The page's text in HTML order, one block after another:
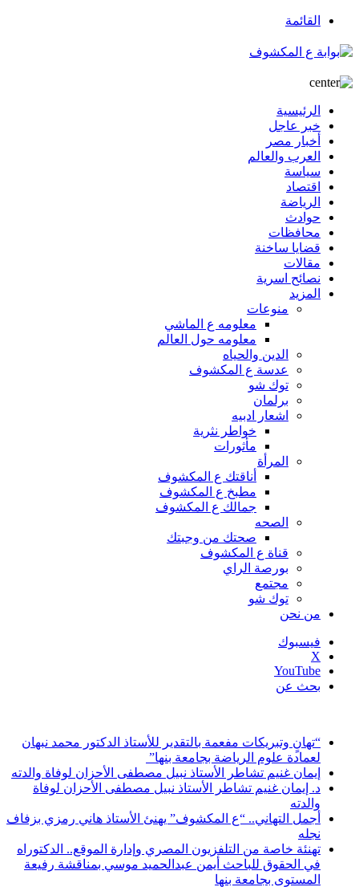
القائمة
الرئيسية
خبر عاجل
أخبار مصر
العرب والعالم
سياسة
اقتصاد
الرياضة
حوادث
محافظات
قضايا ساخنة
مقالات
نصائح اسرية
المزيد
منوعات
معلومه ع الماشي
معلومه حول العالم
الدين والحياه
عدسة ع المكشوف
توك شو
برلمان
اشعار ادبيه
خواطر نثرية
مأثورات
المرأة
أناقتك ع المكشوف
مطبخ ع المكشوف
جمالك ع المكشوف
الصحه
صحتك من وجبتك
قناة ع المكشوف
بورصة الراي
مجتمع
توك شو
من نحن
فيسبوك
‫X
‫YouTube
بحث عن
“تهانٍ وتبريكات مفعمة بالتقدير للأستاذ الدكتور محمد نبهان
لعمادة علوم الرياضة بجامعة بنها”
إيمان غنيم تشاطر الأستاذ نبيل مصطفى الأحزان لوفاة والدته
د. إيمان غنيم تشاطر الأستاذ نبيل مصطفى الأحزان لوفاة
والدته
أجمل التهاني.. “ع المكشوف” يهنئ الأستاذ هاني رمزي بزفاف
نجله
تهنئة خاصة من التلفزيون المصري وإدارة الموقع.. الدكتوراه
في الحقوق للباحث أيمن عبدالحميد موسي بمناقشة رفيعة
المستوى بجامعة بنها